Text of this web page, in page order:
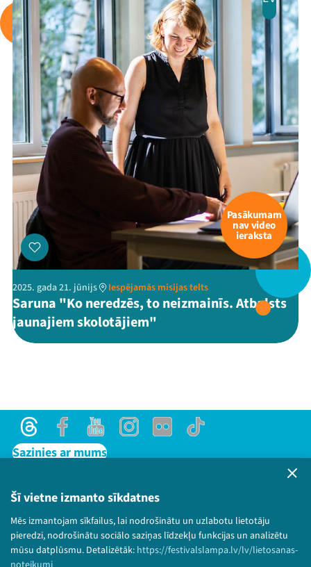
Šī vietne izmanto sīkdatnes
Mēs izmantojam sīkfailus, lai nodrošinātu un uzlabotu lietotāju
pieredzi, nodrošinātu sociālo saziņas līdzekļu funkcijas un analizētu
mūsu datplūsmu. Detalizētāk: https://festivalslampa.lv/lv/lietosanas-
Viņi bija LAMPĀ 2026
Jaunumi
Ziedo
Veikals
Kontakti
ThreadsFacebookYoutube
X Instagram
Flick TikTok
Pasākumam
nav video
ieraksta
2025. gada 21. jūnijs Iespējamās misijas telts
Saruna "Ko neredzēs, to neizmainīs. Atbalsts
jaunajiem skolotājiem"
ThreadsFacebookYoutubeInstagram
Flick TikTok
Sazinies ar mums
Lietošanas noteikumi un sīkdatņu politika
Bērnu aizsardzības politika
© 2026 Sarunu festivāls LAMPA Visas tiesības
paturētas.